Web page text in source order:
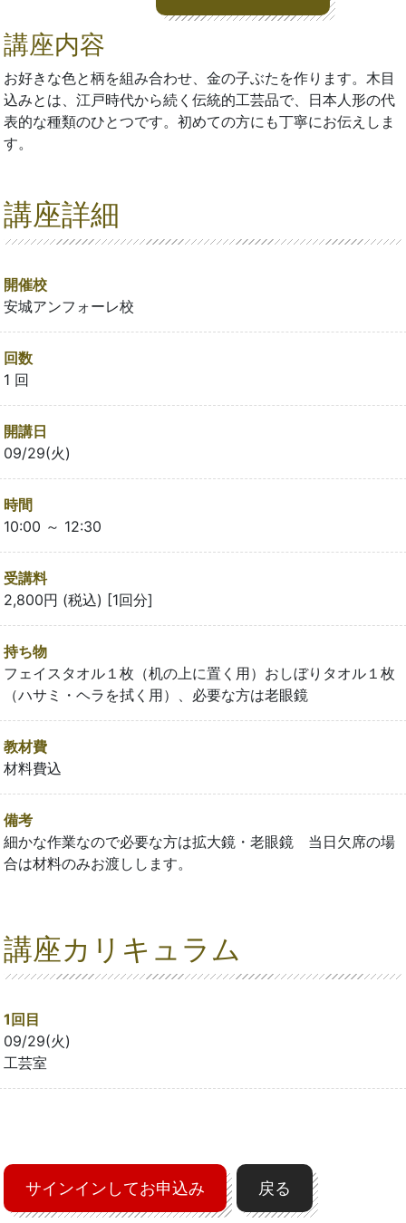
講座内容
お好きな色と柄を組み合わせ、金の子ぶたを作ります。木目
込みとは、江戸時代から続く伝統的工芸品で、日本人形の代
表的な種類のひとつです。初めての方にも丁寧にお伝えしま
す。
講座詳細
開催校
安城アンフォーレ校
回数
1 回
開講日
09/29(火)
時間
10:00 ～ 12:30
受講料
2,800円 (税込) [1回分]
持ち物
フェイスタオル１枚（机の上に置く用）おしぼりタオル１枚
（ハサミ・ヘラを拭く用）、必要な方は老眼鏡
教材費
材料費込
備考
細かな作業なので必要な方は拡大鏡・老眼鏡 当日欠席の場
合は材料のみお渡しします。
講座カリキュラム
1回目
09/29(火)
工芸室
サインインしてお申込み 戻る